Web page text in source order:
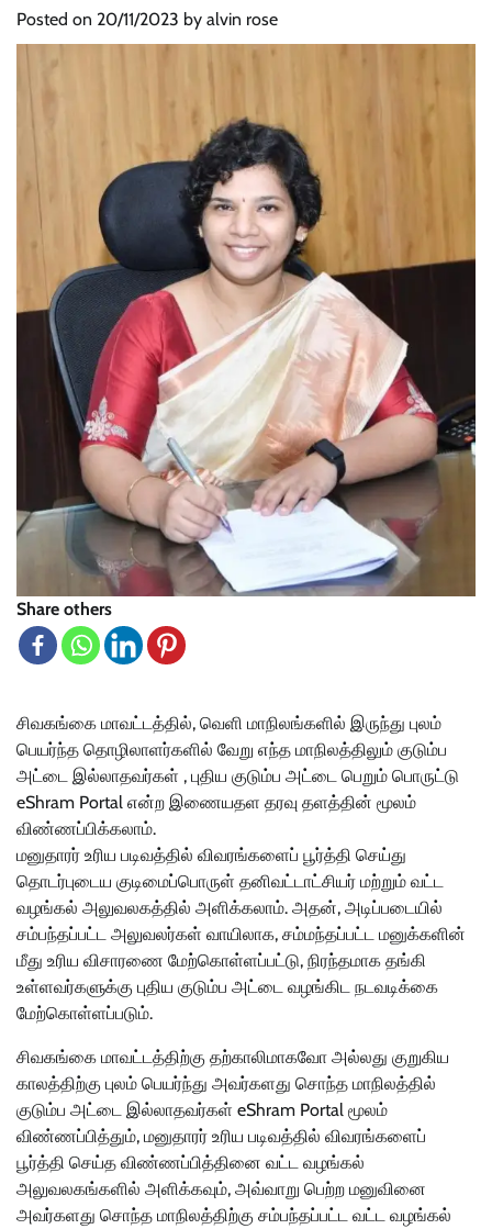
Posted on 20/11/2023 by alvin rose
Share others
சிவகங்கை மாவட்டத்தில், வெளி மாநிலங்களில் இருந்து புலம்
பெயர்ந்த தொழிலாளர்களில் வேறு எந்த மாநிலத்திலும் குடும்ப
அட்டை இல்லாதவர்கள் , புதிய குடும்ப அட்டை பெறும் பொருட்டு
eShram Portal என்ற இணையதள தரவு தளத்தின் மூலம்
விண்ணப்பிக்கலாம்.
மனுதாரர் உரிய படிவத்தில் விவரங்களைப் பூர்த்தி செய்து
தொடர்புடைய குடிமைப்பொருள் தனிவட்டாட்சியர் மற்றும் வட்ட
வழங்கல் அலுவலகத்தில் அளிக்கலாம். அதன், அடிப்படையில்
சம்பந்தப்பட்ட அலுவலர்கள் வாயிலாக, சம்மந்தப்பட்ட மனுக்களின்
மீது உரிய விசாரணை மேற்கொள்ளப்பட்டு, நிரந்தமாக தங்கி
உள்ளவர்களுக்கு புதிய குடும்ப அட்டை வழங்கிட நடவடிக்கை
மேற்கொள்ளப்படும்.
சிவகங்கை மாவட்டத்திற்கு தற்காலிமாகவோ அல்லது குறுகிய
காலத்திற்கு புலம் பெயர்ந்து அவர்களது சொந்த மாநிலத்தில்
குடும்ப அட்டை இல்லாதவர்கள் eShram Portal மூலம்
விண்ணப்பித்தும், மனுதாரர் உரிய படிவத்தில் விவரங்களைப்
பூர்த்தி செய்த விண்ணப்பித்தினை வட்ட வழங்கல்
அலுவலகங்களில் அளிக்கவும், அவ்வாறு பெற்ற மனுவினை
அவர்களது சொந்த மாநிலத்திற்கு சம்பந்தப்பட்ட வட்ட வழங்கல்